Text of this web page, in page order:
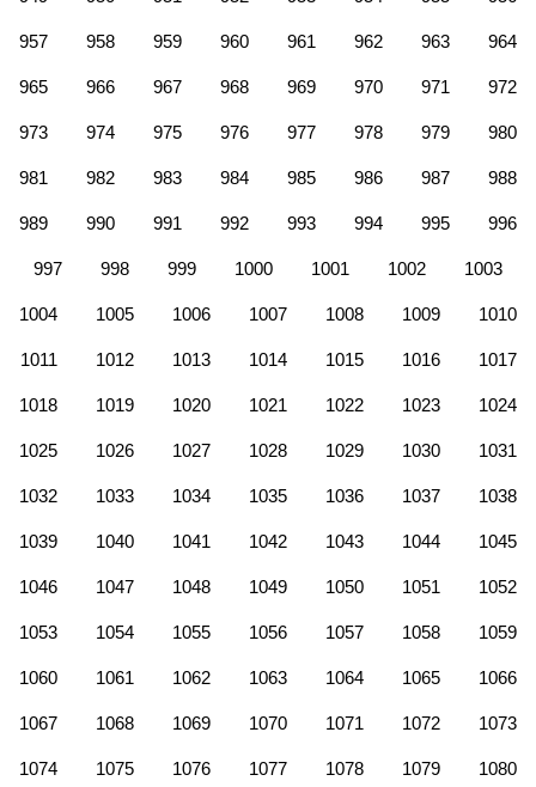
957 958 959 960 961 962 963 964
965 966 967 968 969 970 971 972
973 974 975 976 977 978 979 980
981 982 983 984 985 986 987 988
989 990 991 992 993 994 995 996
997 998 999 1000 1001 1002 1003
1004 1005 1006 1007 1008 1009 1010
1011 1012 1013 1014 1015 1016 1017
1018 1019 1020 1021 1022 1023 1024
1025 1026 1027 1028 1029 1030 1031
1032 1033 1034 1035 1036 1037 1038
1039 1040 1041 1042 1043 1044 1045
1046 1047 1048 1049 1050 1051 1052
1053 1054 1055 1056 1057 1058 1059
1060 1061 1062 1063 1064 1065 1066
1067 1068 1069 1070 1071 1072 1073
1074 1075 1076 1077 1078 1079 1080